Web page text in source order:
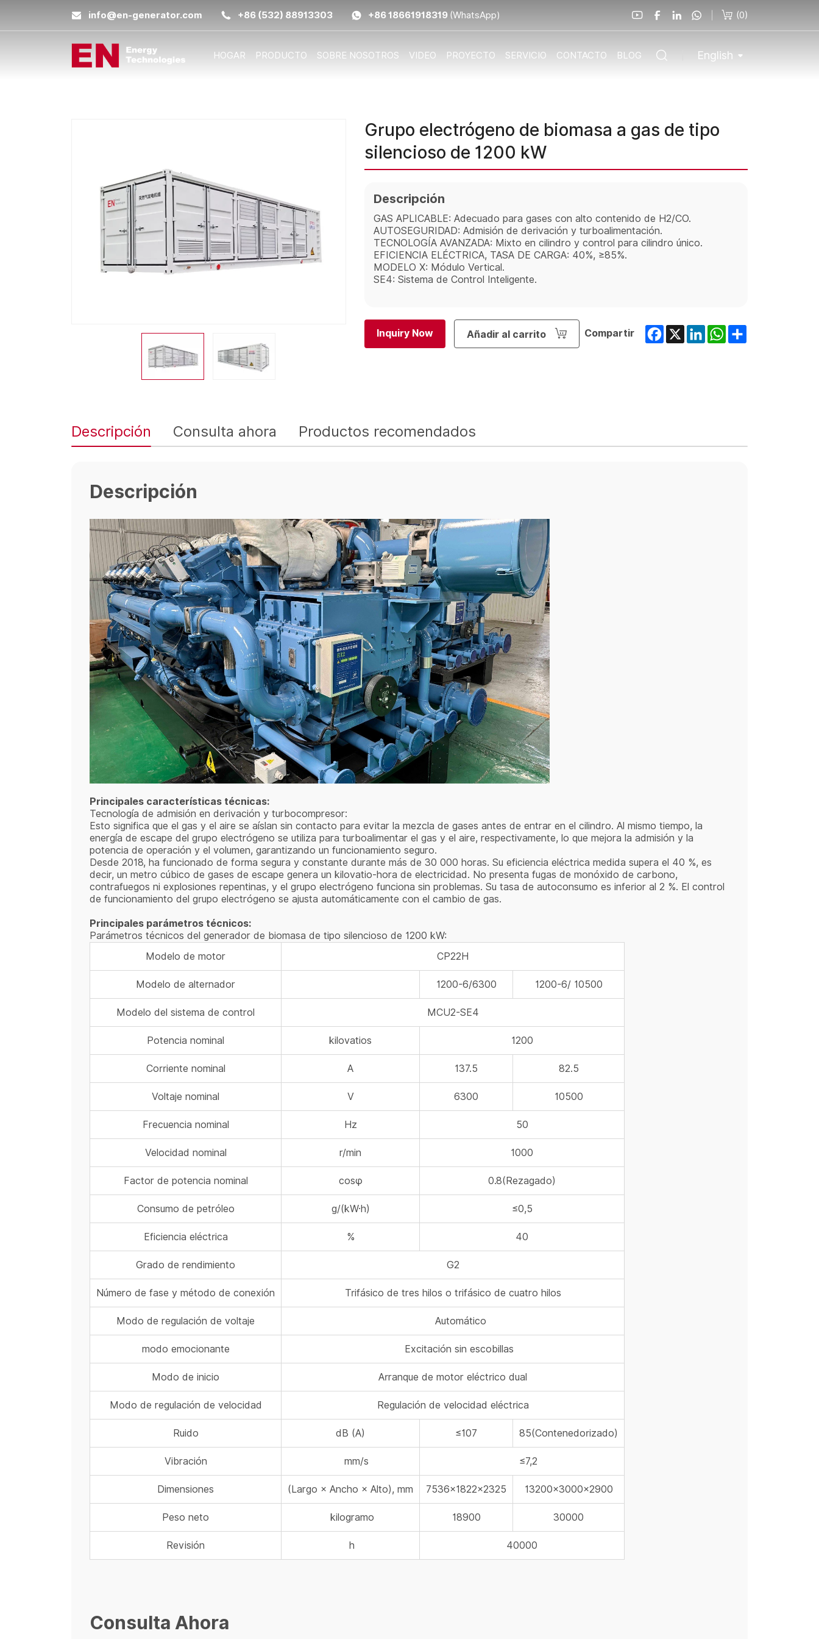
info@en-generator.com +86 (532) 88913303 +86 18661918319(WhatsApp) (0)
English
HOGAR PRODUCTO SOBRE NOSOTROS VIDEO PROYECTO SERVICIO CONTACTO BLOG
Grupo electrógeno de biomasa a gas de tipo
silencioso de 1200 kW
Descripción
GAS APLICABLE: Adecuado para gases con alto contenido de H2/CO.
AUTOSEGURIDAD: Admisión de derivación y turboalimentación.
TECNOLOGÍA AVANZADA: Mixto en cilindro y control para cilindro único.
EFICIENCIA ELÉCTRICA, TASA DE CARGA: 40%, ≥85%.
MODELO X: Módulo Vertical.
SE4: Sistema de Control Inteligente.
Inquiry Now Añadir al carrito Compartir Facebook
X LinkedInWhatsApp
Descripción Consulta ahora Productos recomendados
Descripción
Principales características técnicas:
Tecnología de admisión en derivación y turbocompresor:
Esto significa que el gas y el aire se aíslan sin contacto para evitar la mezcla de gases antes de entrar en el cilindro. Al mismo tiempo, la
energía de escape del grupo electrógeno se utiliza para turboalimentar el gas y el aire, respectivamente, lo que mejora la admisión y la
potencia de operación y el volumen, garantizando un funcionamiento seguro.
Desde 2018, ha funcionado de forma segura y constante durante más de 30 000 horas. Su eficiencia eléctrica medida supera el 40 %, es
decir, un metro cúbico de gases de escape genera un kilovatio-hora de electricidad. No presenta fugas de monóxido de carbono,
contrafuegos ni explosiones repentinas, y el grupo electrógeno funciona sin problemas. Su tasa de autoconsumo es inferior al 2 %. El control
de funcionamiento del grupo electrógeno se ajusta automáticamente con el cambio de gas.
Principales parámetros técnicos:
Parámetros técnicos del generador de biomasa de tipo silencioso de 1200 kW:
Modelo de motor
CP22H
Modelo de alternador
1200-6/6300
1200-6/ 10500
Modelo del sistema de control
MCU2-SE4
Potencia nominal
kilovatios
1200
Corriente nominal
A 137.5
82.5
Voltaje nominal
V 6300
10500
Frecuencia nominal
Hz
50
Velocidad nominal
r/min
1000
Factor de potencia nominal
cosφ
0.8(Rezagado)
Consumo de petróleo
g/(kW·h)
≤0,5
Eficiencia eléctrica
%
40
Grado de rendimiento
G2
Número de fase y método de conexión
Trifásico de tres hilos o trifásico de cuatro hilos
Modo de regulación de voltaje
Automático
modo emocionante
Excitación sin escobillas
Modo de inicio
Arranque de motor eléctrico dual
Modo de regulación de velocidad
Regulación de velocidad eléctrica
Ruido
dB (A) ≤107
85(Contenedorizado)
Vibración
mm/s
≤7,2
Dimensiones
(Largo × Ancho × Alto), mm 7536×1822×2325
13200×3000×2900
Peso neto
kilogramo 18900
30000
Revisión
h 40000
Consulta Ahora